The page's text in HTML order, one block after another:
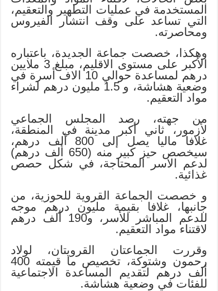
المستخدمة في عمليات التطهير والتعقيم،
التي تساعد على وقف انتشار الفيروس
ومحاصرته.
وهكذا، خصصت جماعة الجديدة، باعتباره
الأكبر على مستوى الاقليم، مبلغ 3 ملايين
درهم لمساعدة حوالي 10 الاف أسرة في
وضعية هشاشة، و 1.5 مليون درهم لشراء
مواد التعقيم.
من جهته، رصد المجلس الجماعي
لأزمور، ثاني أكبر مدينة في المنطقة،
غلافا ماليا يصل إلى 800 ألف درهم،
سيخصص حيز كبير منه (650 ألف درهم)
لدعم الاسر المحتاجة، في شكل حصص
غذائية.
و خصصت الجماعة القروية للحوزية، من
جانبها، غلافا بقيمة مليون درهم موجه
للدعم المباشر للأسر، و190 ألف درهم
لاقتناء مواد التعقيم.
وقررت الجماعتان القرويتان، لولاد
رحمون وشتوكة، تخصيص ما قيمته 400
ألف درهم لتقديم المساعدة الاجتماعية
للفئات في وضعية هشاشة.